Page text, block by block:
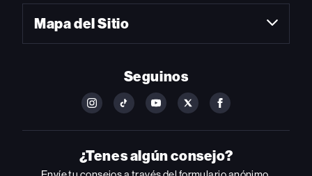
Mapa del Sitio
Seguinos
FOLLOW
ON
INSTAGRAM
FOLLOW
ON
YOUTUBE
FOLLOW
ON
YOUTUBE
FOLLOW
ON
FOLLOW
ON
FACEBOOK
¿Tenes algún consejo?